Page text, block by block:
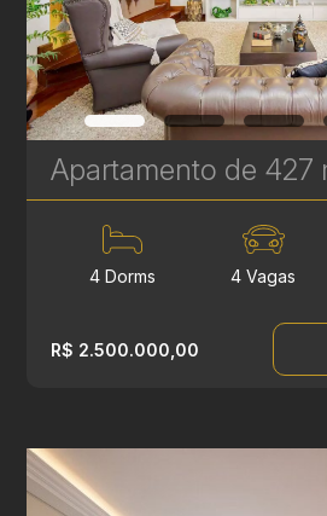
4 Dorms 4 Vagas
R$ 2.500.000,00